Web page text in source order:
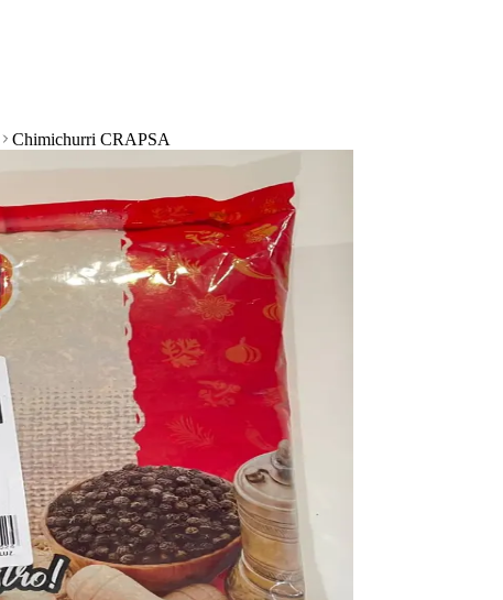
Chimichurri CRAPSA